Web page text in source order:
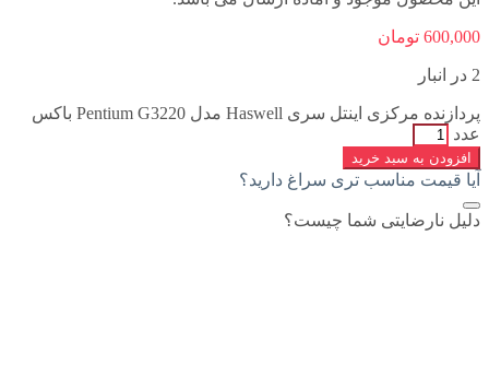
600,000 تومان
2 در انبار
پردازنده مرکزی اینتل سری Haswell مدل Pentium G3220 باکس
عدد
افزودن به سبد خرید
آیا قیمت مناسب تری سراغ دارید؟
دلیل نارضایتی شما چیست؟